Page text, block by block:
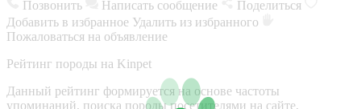
Позвонить Написать сообщение
Поделиться
Добавить в избранное Удалить из избранного
Пожаловаться на объявление
Рейтинг породы на Kinpet
Данный рейтинг формируется на основе частоты
упоминаний, поиска породы посетителями на сайте,